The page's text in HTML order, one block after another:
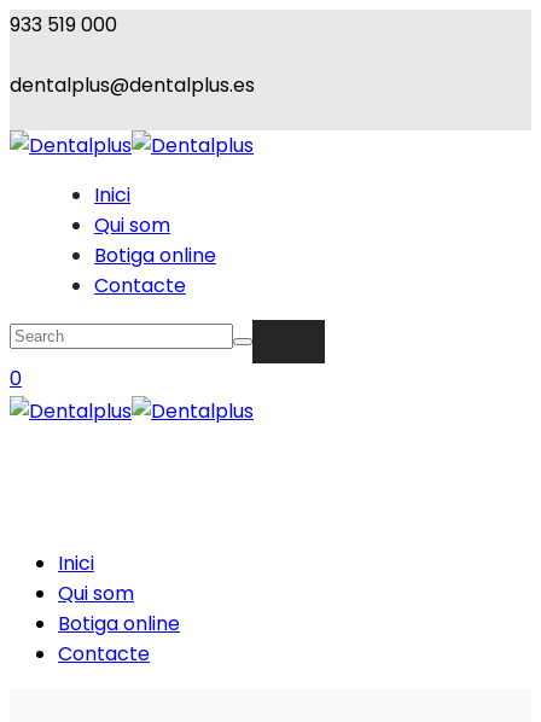
933 519 000
dentalplus@dentalplus.es
Inici
Qui som
Botiga online
Contacte
0
Inici
Qui som
Botiga online
Contacte